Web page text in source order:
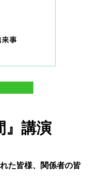
』講演
た皆様、関係者の皆